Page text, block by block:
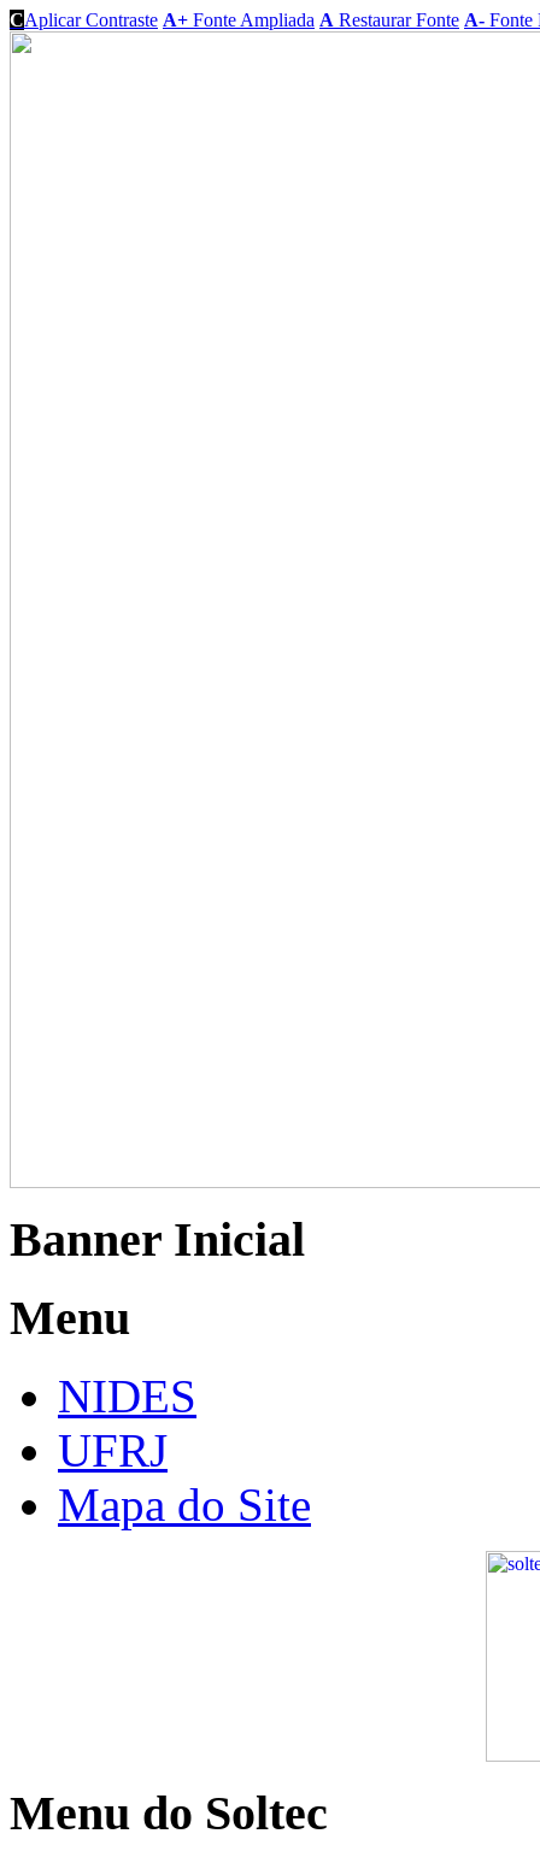
CAplicar Contraste A+ Fonte Ampliada A Restaurar Fonte A- Fonte
Banner Inicial
Menu
NIDES
UFRJ
Mapa do Site
Menu do Soltec